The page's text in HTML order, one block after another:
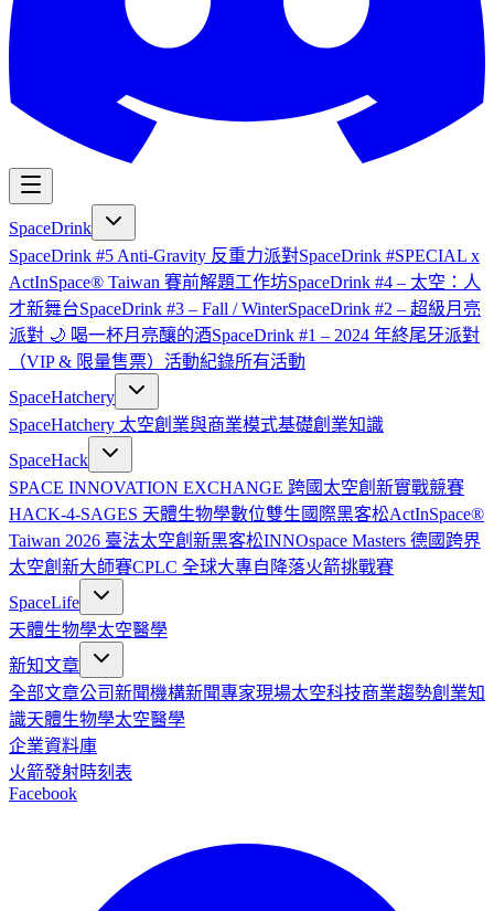
SpaceDrink
SpaceDrink #5 Anti-Gravity 反重力派對SpaceDrink #SPECIAL x
ActInSpace® Taiwan 賽前解題工作坊SpaceDrink #4 – 太空：人
才新舞台SpaceDrink #3 – Fall / WinterSpaceDrink #2 – 超級月亮
派對 🌙 喝一杯月亮釀的酒SpaceDrink #1 – 2024 年終尾牙派對
（VIP & 限量售票） 活動紀錄所有活動
SpaceHatchery
SpaceHatchery 太空創業與商業模式基礎創業知識
SpaceHack
SPACE INNOVATION EXCHANGE 跨國太空創新實戰競賽
HACK-4-SAGES 天體生物學數位雙生國際黑客松ActInSpace®
Taiwan 2026 臺法太空創新黑客松INNOspace Masters 德國跨界
太空創新大師賽CPLC 全球大專自降落火箭挑戰賽
SpaceLife
天體生物學太空醫學
新知文章
全部文章公司新聞機構新聞專家現場太空科技商業趨勢創業知
識天體生物學太空醫學
企業資料庫
火箭發射時刻表
Facebook